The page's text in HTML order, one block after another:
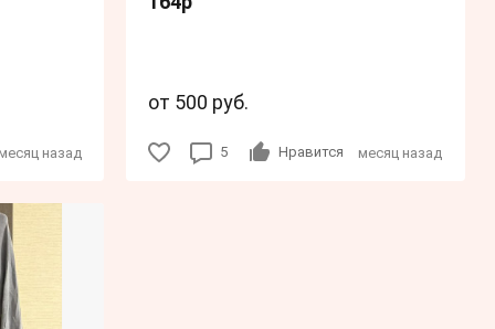
назад
от 500 руб.
5 Нравится месяц назад